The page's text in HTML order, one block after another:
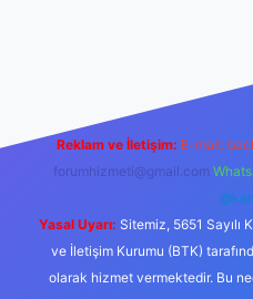
Reklam ve İletişim: E-mail:
forumhizmeti@gmail.com
Yasal Uyarı: Sitemiz, 5651 Sayılı
ve İletişim Kurumu (BTK)
olarak hizmet vermektedir. Bu